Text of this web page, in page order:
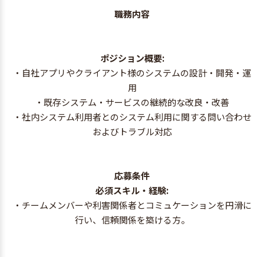
職務内容
ポジション概要:
・自社アプリやクライアント様のシステムの設計・開発・運
用
・既存システム・サービスの継続的な改良・改善
・社内システム利用者とのシステム利用に関する問い合わせ
およびトラブル対応
応募条件
必須スキル・経験:
・チームメンバーや利害関係者とコミュケーションを円滑に
行い、信頼関係を築ける方。